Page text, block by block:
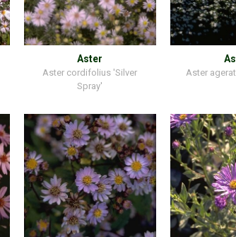
Aster
Aster cordifolius 'Silver
Spray'
Aster